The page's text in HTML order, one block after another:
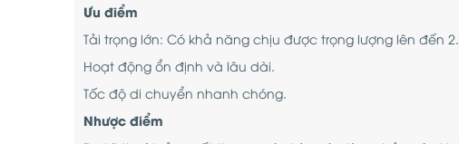
Ưu điểm
Tải trọng lớn: Có khả năng chịu được trọng lượng lên đến
Hoạt động ổn định và lâu dài.
Tốc độ di chuyển nhanh chóng.
Nhược điểm